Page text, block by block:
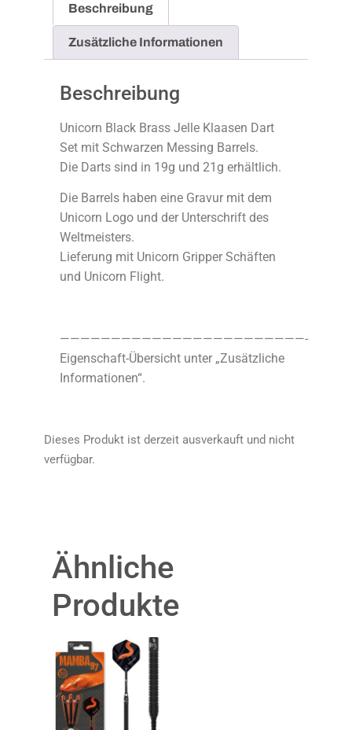
Beschreibung
Zusätzliche Informationen
Beschreibung
Unicorn Black Brass Jelle Klaasen Dart
Set mit Schwarzen Messing Barrels.
Die Darts sind in 19g und 21g erhältlich.
Die Barrels haben eine Gravur mit dem
Unicorn Logo und der Unterschrift des
Weltmeisters.
Lieferung mit Unicorn Gripper Schäften
und Unicorn Flight.
————————————————————————-
Eigenschaft-Übersicht unter „Zusätzliche
Informationen“.
Dieses Produkt ist derzeit ausverkauft und nicht
verfügbar.
Ähnliche
Produkte